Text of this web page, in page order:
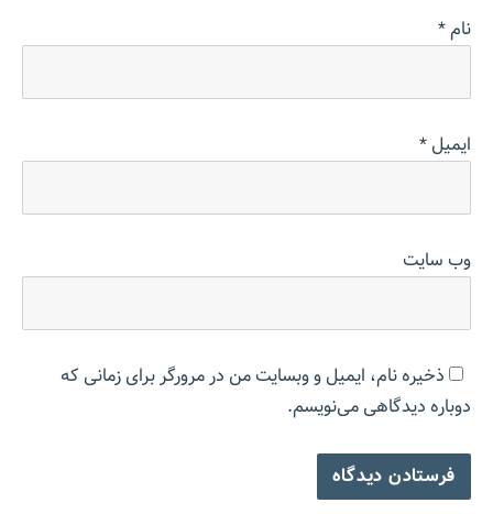
نام*
ایمیل*
وب‌ سایت
ذخیره نام، ایمیل و وبسایت من در مرورگر برای زمانی که
دوباره دیدگاهی می‌نویسم.